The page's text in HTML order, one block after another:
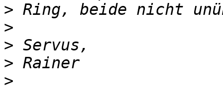
>
>
>
>
>